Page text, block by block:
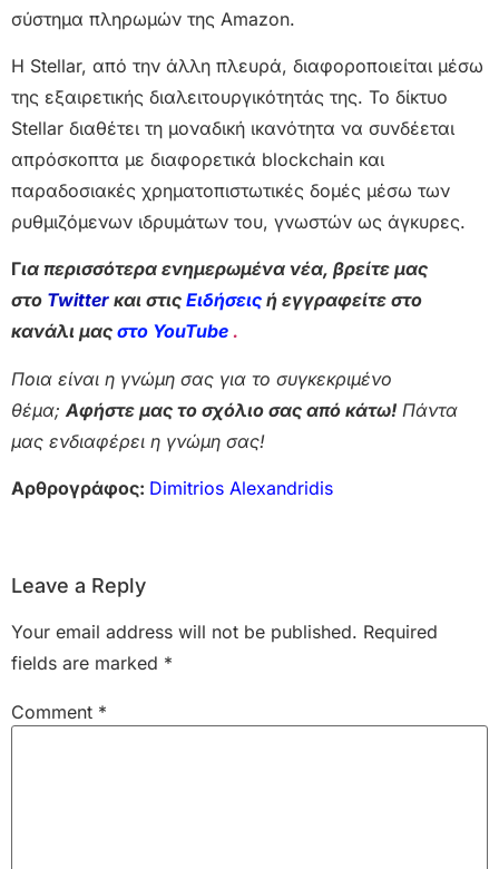
σύστημα πληρωμών της Amazon.
Η Stellar, από την άλλη πλευρά, διαφοροποιείται μέσω
της εξαιρετικής διαλειτουργικότητάς της. Το δίκτυο
Stellar διαθέτει τη μοναδική ικανότητα να συνδέεται
απρόσκοπτα με διαφορετικά blockchain και
παραδοσιακές χρηματοπιστωτικές δομές μέσω των
ρυθμιζόμενων ιδρυμάτων του, γνωστών ως άγκυρες.
Για περισσότερα ενημερωμένα νέα, βρείτε μας
στο Twitter και στις Ειδήσεις ή εγγραφείτε στο
κανάλι μας στο YouTube .
Ποια είναι η γνώμη σας για το συγκεκριμένο
θέμα; Αφήστε μας το σχόλιο σας από κάτω! Πάντα
μας ενδιαφέρει η γνώμη σας!
Αρθρογράφος: Dimitrios Alexandridis
Leave a Reply
Your email address will not be published. Required
fields are marked *
Comment *